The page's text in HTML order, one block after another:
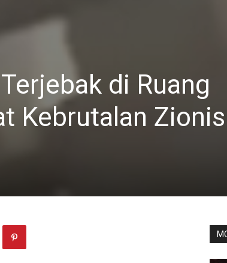
di Ruang
Kebrutalan Zionis